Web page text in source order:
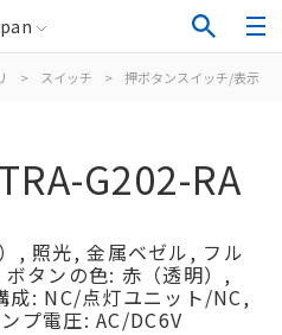
> スイッチ > 押ボタンスイッチ/表示灯
G202-RA
, 照光, 金属ベゼル, フル
タンの色: 赤（透明）,
成: NC/点灯ユニット/NC,
プ電圧: AC/DC6V